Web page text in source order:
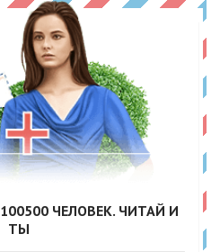
100500ЧЕЛОВЕК. ЧИТАЙ И
ТЫ